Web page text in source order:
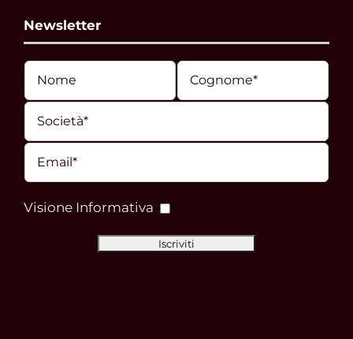
Newsletter
Visione Informativa